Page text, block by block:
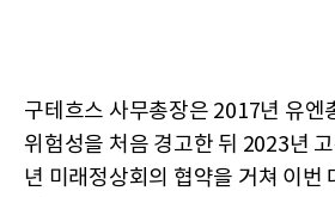
구테흐스 사무총장은 2017년 유엔
위험성을 처음 경고한 뒤 2023년
년 미래정상회의 협약을 거쳐 이번